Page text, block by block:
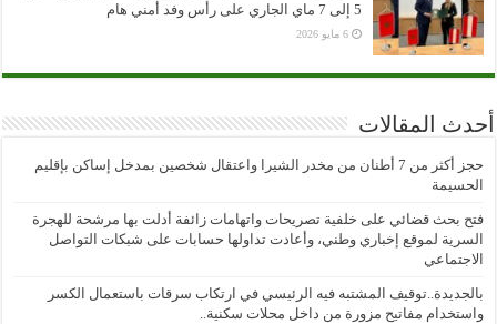
5 إلى 7 ماي الجاري على رأس وفد أمني هام
6 مايو 2026
أحدث المقالات
حجز أكثر من 7 أطنان من مخدر الشيرا واعتقال شخصين بمدخل إساكن بإقليم
الحسيمة
فتح بحث قضائي على خلفية تصريحات واتهامات زائفة أدلت بها مرشحة للهجرة
السرية لموقع إخباري وطني، وأعادت تداولها حسابات على شبكات التواصل
الاجتماعي
بالجديدة..توقيف المشتبه فيه الرئيسي في ارتكاب سرقات باستعمال الكسر
واستخدام مفاتيح مزورة من داخل محلات سكنية..